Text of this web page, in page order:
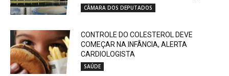
CÂMARA DOS DEPUTADOS
CONTROLE DO COLESTEROL DEVE
COMEÇAR NA INFÂNCIA, ALERTA
CARDIOLOGISTA
SAÚDE